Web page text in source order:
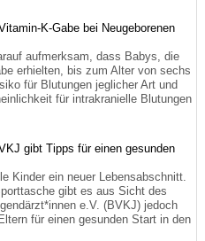
K-Gabe bei Neugeborenen
aufmerksam, dass Babys, die
erhielten, bis zum Alter von sechs
für Blutungen jeglicher Art und
für intrakranielle Blutungen
gibt Tipps für einen gesunden
Kinder ein neuer Lebensabschnitt.
gibt es aus Sicht des
e.V. (BVKJ) jedoch
für einen gesunden Start in den